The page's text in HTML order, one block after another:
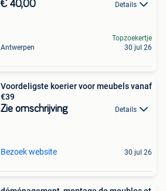
€ 40,00 Details
Antwerpen
Topzoekertje
30 jul 26
Voordeligste koerier voor meubels vanaf
€39
Zie omschrijving Details
Bezoek website 30 jul 26